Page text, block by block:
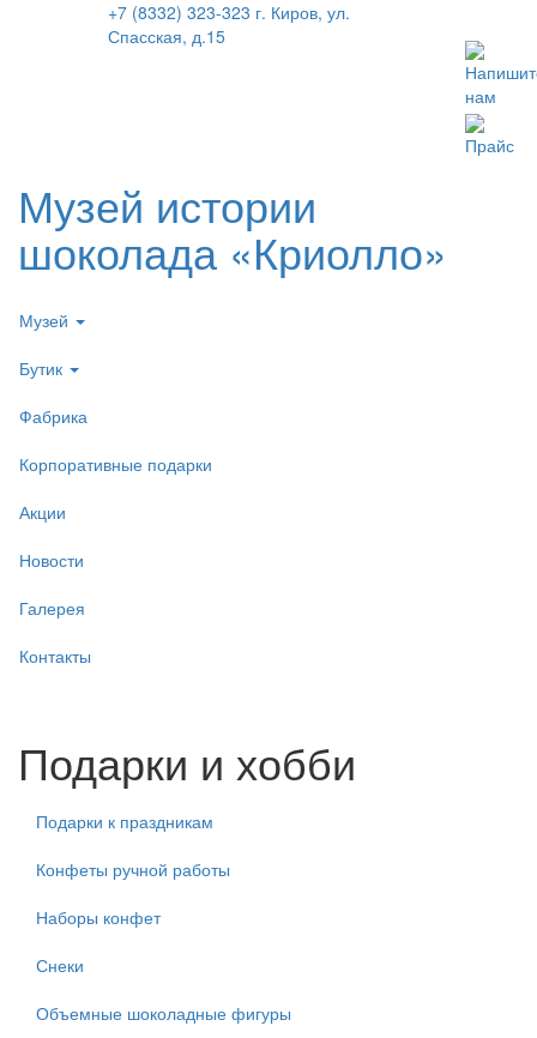
+7 (8332) 323-323 г. Киров, ул.
Спасская, д.15
нам
Прайс
Музей истории
шоколада «Криолло»
Музей
Бутик
Фабрика
Корпоративные подарки
Акции
Новости
Галерея
Контакты
Подарки и хобби
Подарки к праздникам
Конфеты ручной работы
Наборы конфет
Снеки
Объемные шоколадные фигуры